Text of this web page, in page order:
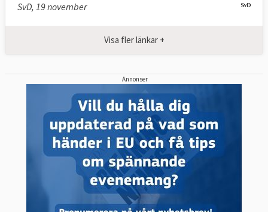
SvD, 19 november
Visa fler länkar +
Annonser